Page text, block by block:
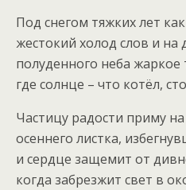
Под снегом тяжких лет
жестокий холод слов и на
полуденного неба жаркое
где солнце – что котёл,
Частицу радости приму
осеннего листка,
и сердце защемит от
когда забрезжит свет в